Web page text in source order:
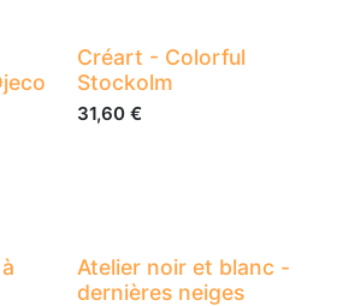
Créart - Colorful
Stockolm
31,60€
Atelier noir et blanc -
dernières neiges